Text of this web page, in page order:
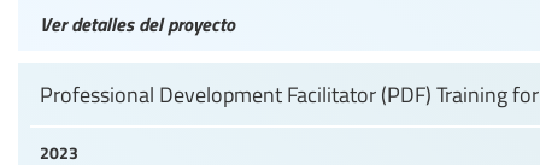
Ver detalles del proyecto
2023
Professional Development Facilitator (PDF) Training